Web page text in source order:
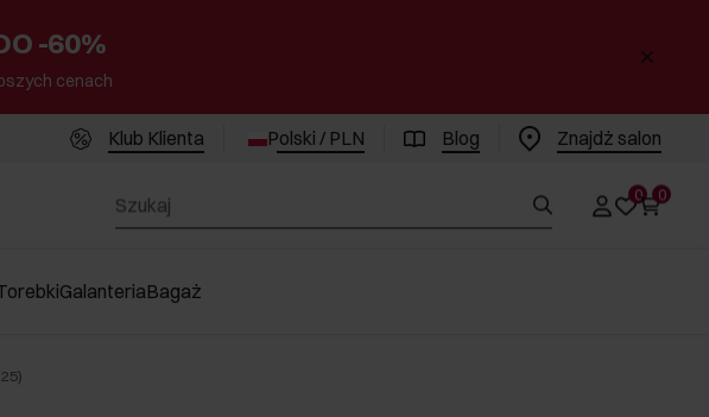
-60%
cenach
Klub Klienta Polski / PLN Blog Znajdż salon
0 0
GalanteriaBagaż